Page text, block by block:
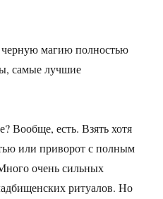
черную магию полностью
самые лучшие
Вообще, есть. Взять хотя
или приворот с полным
очень сильных
ритуалов. Но